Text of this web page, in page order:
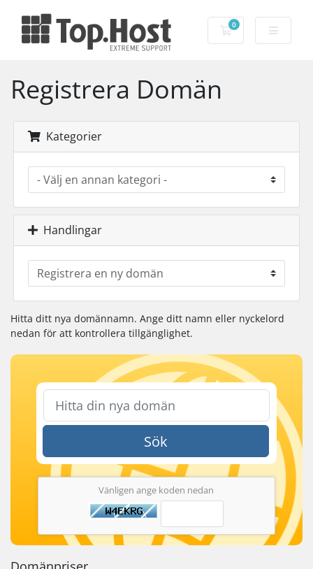
0
Kundvagn
Registrera Domän
Kategorier
Handlingar
Hitta ditt nya domännamn. Ange ditt namn eller nyckelord
nedan för att kontrollera tillgänglighet.
Sök
Vänligen ange koden nedan